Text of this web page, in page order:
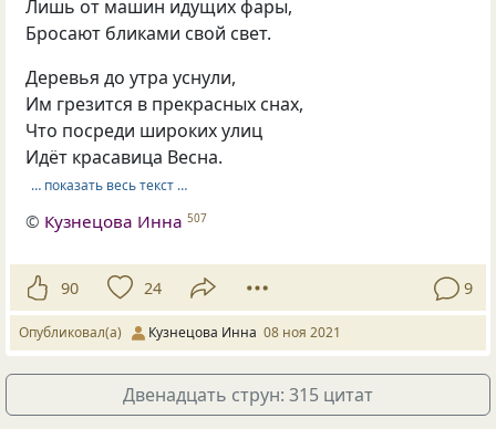
Лишь от машин идущих фары,
Бросают бликами свой свет.
Деревья до утра уснули,
Им грезится в прекрасных снах,
Что посреди широких улиц
Идёт красавица Весна.
… показать весь текст …
© Кузнецова Инна 507
90 24 9
Опубликовал(а) Кузнецова Инна 08 ноя 2021
Двенадцать струн: 315 цитат